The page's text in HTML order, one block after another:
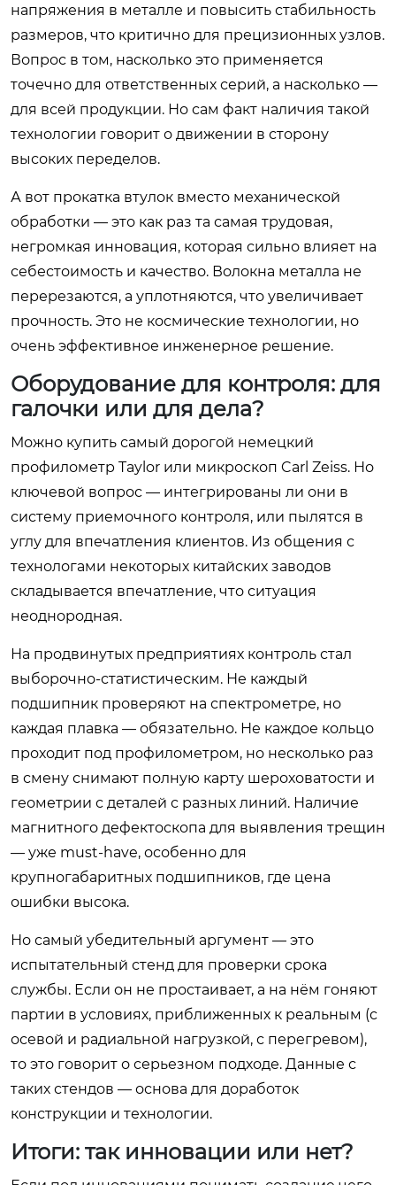
напряжения в металле и повысить стабильность
размеров, что критично для прецизионных узлов.
Вопрос в том, насколько это применяется
точечно для ответственных серий, а насколько —
для всей продукции. Но сам факт наличия такой
технологии говорит о движении в сторону
высоких переделов.
А вот прокатка втулок вместо механической
обработки — это как раз та самая трудовая,
негромкая инновация, которая сильно влияет на
себестоимость и качество. Волокна металла не
перерезаются, а уплотняются, что увеличивает
прочность. Это не космические технологии, но
очень эффективное инженерное решение.
Оборудование для контроля: для
галочки или для дела?
Можно купить самый дорогой немецкий
профилометр Taylor или микроскоп Carl Zeiss. Но
ключевой вопрос — интегрированы ли они в
систему приемочного контроля, или пылятся в
углу для впечатления клиентов. Из общения с
технологами некоторых китайских заводов
складывается впечатление, что ситуация
неоднородная.
На продвинутых предприятиях контроль стал
выборочно-статистическим. Не каждый
подшипник проверяют на спектрометре, но
каждая плавка — обязательно. Не каждое кольцо
проходит под профилометром, но несколько раз
в смену снимают полную карту шероховатости и
геометрии с деталей с разных линий. Наличие
магнитного дефектоскопа для выявления трещин
— уже must-have, особенно для
крупногабаритных подшипников, где цена
ошибки высока.
Но самый убедительный аргумент — это
испытательный стенд для проверки срока
службы. Если он не простаивает, а на нём гоняют
партии в условиях, приближенных к реальным (с
осевой и радиальной нагрузкой, с перегревом),
то это говорит о серьезном подходе. Данные с
таких стендов — основа для доработок
конструкции и технологии.
Итоги: так инновации или нет?